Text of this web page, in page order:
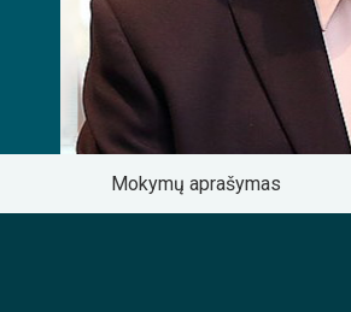
Mokymų aprašymas